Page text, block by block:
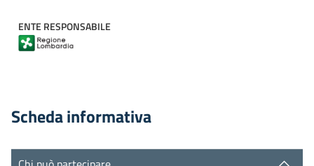
ENTE RESPONSABILE
Scheda informativa